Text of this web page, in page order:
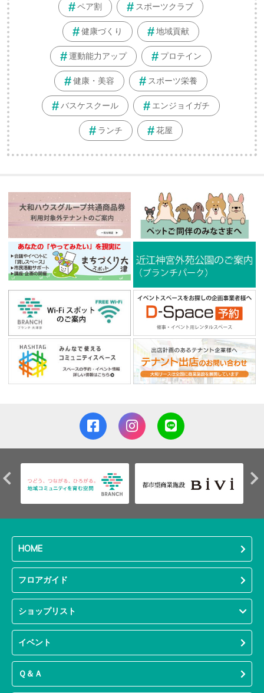
ペア割 スポーツクラブ
健康づくり 地域貢献
運動能力アップ プロテイン
健康・美容 スポーツ栄養
バスケスクール エンジョイガチ
ランチ 花屋
HOME
フロアガイド
ショップリスト
イベント
Ｑ＆Ａ